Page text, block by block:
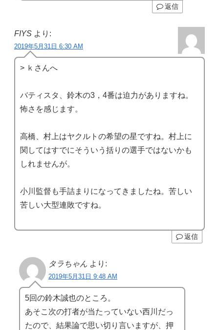
返信
FIYS より:
2019年5月31日 6:30 AM
> ｋさんへ
バティスタ、鈴木の3，4番は迫力がありますね。
怖さを感じます。
高橋、村上はヤクルトの希望の星ですね。村上に
関してはすでにそういう括りの選手ではないかも
しれませんが。
小川監督も手詰まりになってきましたね。苦しい
苦しい大型連敗ですね。
返信
タラちゃん より:
2019年5月31日 9:48 AM
5回の鈴木誠也のところ。
あそこ次の打者が当たっていない西川だっ
たので、結果論で思い切り言いますが、押